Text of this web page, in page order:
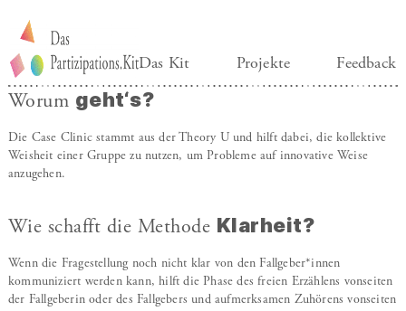
Das Kit Projekte Feedback
Worum geht‘s?
Die Case Clinic stammt aus der Theory U und hilft dabei, die kollektive
Weisheit einer Gruppe zu nutzen, um Probleme auf innovative Weise
anzugehen.
Wie schafft die Methode Klarheit?
Wenn die Fragestellung noch nicht klar von den Fallgeber*innen
kommuniziert werden kann, hilft die Phase des freien Erzählens vonseiten
der Fallgeberin oder des Fallgebers und aufmerksamen Zuhörens vonseiten